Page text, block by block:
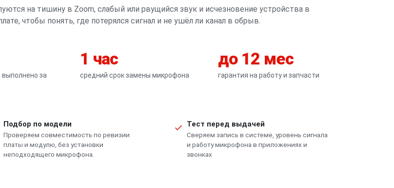
на тишину в Zoom, слабый или рвущийся звук и исчезновение устройства в
чтобы понять, где потерялся сигнал и не ушёл ли канал в обрыв.
за
1 час
средний срок замены микрофона
до 12 мес
гарантия на работу и запчасти
Подбор по модели
Проверяем совместимость по ревизии
платы и модулю, без установки
неподходящего микрофона.
Тест перед выдачей
Сверяем запись в системе, уровень сигнала
и работу микрофона в приложениях и
звонках